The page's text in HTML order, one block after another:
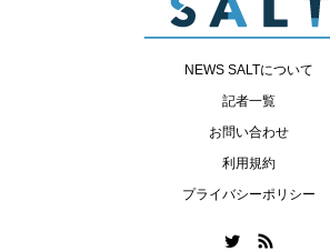
NEWS SALTについて
記者一覧
お問い合わせ
利用規約
プライバシーポリシー